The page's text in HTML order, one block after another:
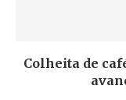
Colheita de